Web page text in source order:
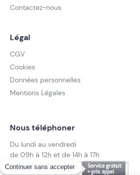
Continuer sans accepter
Contactez-nous
Légal
CGV
Cookies
Données personnelles
Mentions Légales
Nous téléphoner
Du lundi au vendredi
de 09h à 12h et de 14h à 17h
09 70 25 23 03